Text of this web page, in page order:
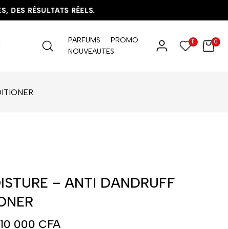
RÉSULTATS RÉELS.
RÉSULTATS RÉELS.
RÉSULTATS RÉELS.
PARFUMS
PROMO
NOUVEAUTES
11 0
– ANTI DANDRUFF
10 000 CFA